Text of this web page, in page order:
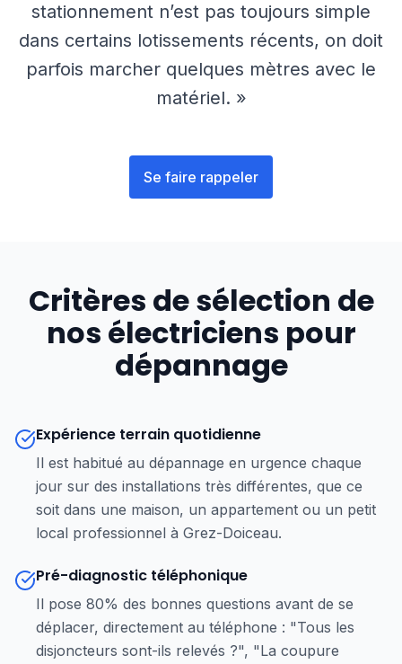
stationnement n’est pas toujours simple
dans certains lotissements récents, on doit
parfois marcher quelques mètres avec le
matériel. »
Se faire rappeler
Critères de sélection de
nos électriciens pour
dépannage
Expérience terrain quotidienne
Il est habitué au dépannage en urgence chaque
jour sur des installations très différentes, que ce
soit dans une maison, un appartement ou un petit
local professionnel à Grez-Doiceau.
Pré-diagnostic téléphonique
Il pose 80% des bonnes questions avant de se
déplacer, directement au téléphone : "Tous les
disjoncteurs sont-ils relevés ?", "La coupure